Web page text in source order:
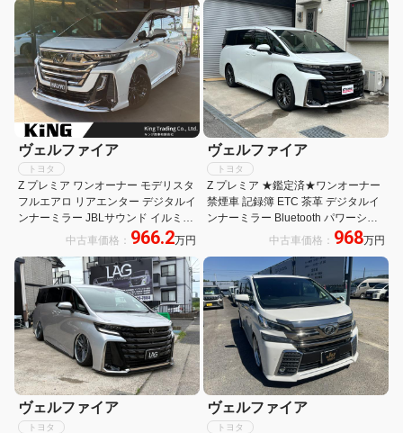
全周囲カメラ シートH&C
ヴェルファイア
トヨタ
Z プレミア ワンオーナー モデリスタ
フルエアロ リアエンター デジタルイ
ンナーミラー JBLサウンド イルミル
ーフスポイラー ヘッドアップディス
プレイ ユニバーサルステップ シート
メモリー
中古車価格： 966.2万円
ヴェルファイア
トヨタ
Z プレミア ★鑑定済★ワンオーナー
禁煙車 記録簿 ETC 茶革 デジタルイ
ンナーミラー Bluetooth パワーシー
ト ターボ クリアランスソナー 電動
リアゲート キーレス プラチナホワイ
トパールマイカ
中古車価格： 968万円
ヴェルファイア
トヨタ
ヴェルファイア
トヨタ